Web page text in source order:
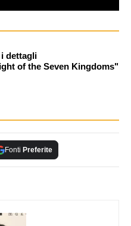
dettagli
of the Seven Kingdoms"
Fonti Preferite